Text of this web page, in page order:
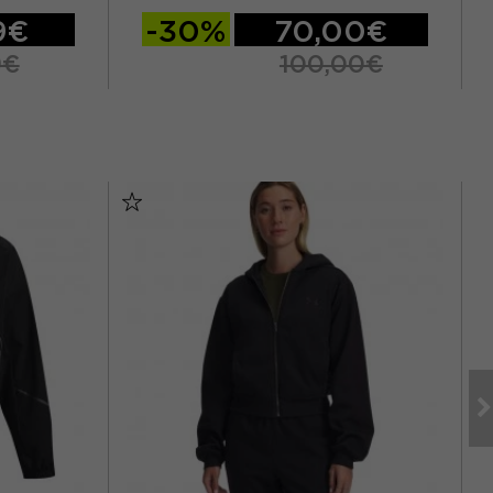
-30% 70,00€
100,00€